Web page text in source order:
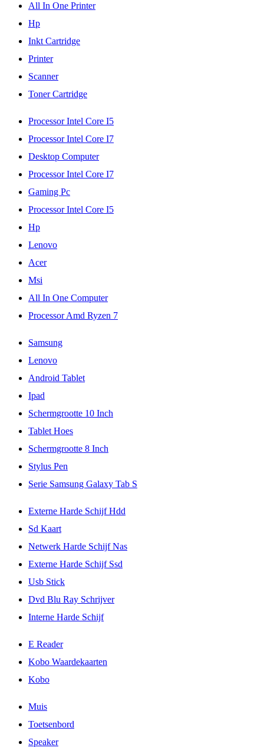
All In One Printer
Hp
Inkt Cartridge
Printer
Scanner
Toner Cartridge
Processor Intel Core I5
Processor Intel Core I7
Desktop Computer
Processor Intel Core I7
Gaming Pc
Processor Intel Core I5
Hp
Lenovo
Acer
Msi
All In One Computer
Processor Amd Ryzen 7
Samsung
Lenovo
Android Tablet
Ipad
Schermgrootte 10 Inch
Tablet Hoes
Schermgrootte 8 Inch
Stylus Pen
Serie Samsung Galaxy Tab S
Externe Harde Schijf Hdd
Sd Kaart
Netwerk Harde Schijf Nas
Externe Harde Schijf Ssd
Usb Stick
Dvd Blu Ray Schrijver
Interne Harde Schijf
E Reader
Kobo Waardekaarten
Kobo
Muis
Toetsenbord
Speaker